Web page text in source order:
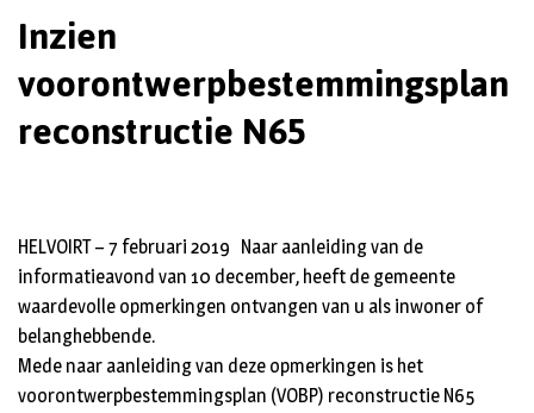
Inzien
voorontwerpbestemmingsplan
reconstructie N65
HELVOIRT – 7 februari 2019 Naar aanleiding van de
informatieavond van 10 december, heeft de gemeente
waardevolle opmerkingen ontvangen van u als inwoner of
belanghebbende.
Mede naar aanleiding van deze opmerkingen is het
voorontwerpbestemmingsplan (VOBP) reconstructie N65